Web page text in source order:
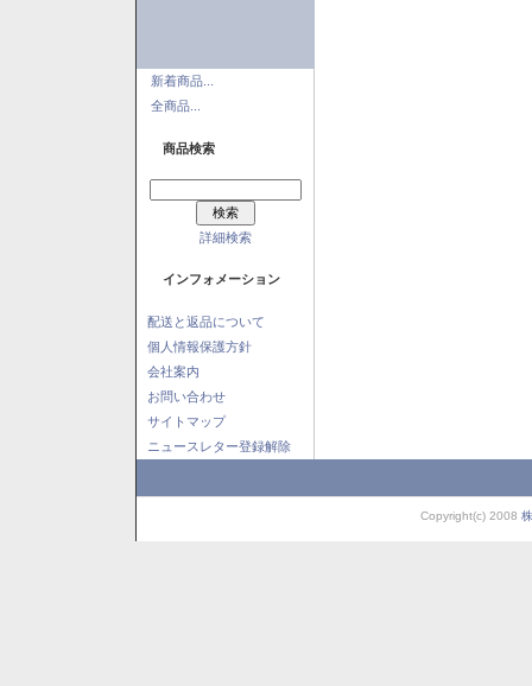
新着商品...
全商品...
商品検索
詳細検索
インフォメーション
配送と返品について
個人情報保護方針
会社案内
お問い合わせ
サイトマップ
ニュースレター登録解除
Copyright(c) 2008